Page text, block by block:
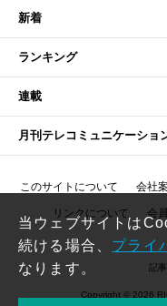
新着
ランキング
連載
月刊テレコミュニケーショ
このサイトについて 会社
リンクについて 会
記
Copyright © 2026 RIC
当ウェブサイトは
続ける場合、 プライ
なります。